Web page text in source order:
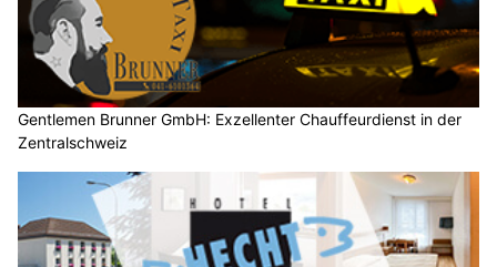
Gentlemen Brunner GmbH: Exzellenter Chauffeurdienst in der
Zentralschweiz